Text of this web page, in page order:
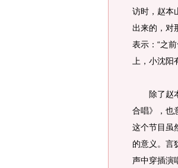
访时，赵本
出来的，对
表示：“之
上，小沈
除了赵本
合唱》，也
这个节目虽
的意义。言
声中穿插演